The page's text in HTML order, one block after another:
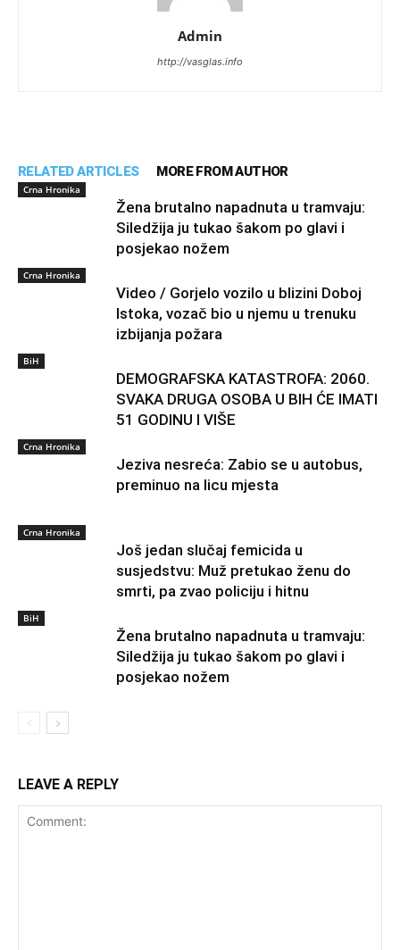
Admin
http://vasglas.info
RELATED ARTICLES MORE FROM AUTHOR
Crna Hronika
Žena brutalno napadnuta u tramvaju:
Siledžija ju tukao šakom po glavi i
posjekao nožem
Crna Hronika
Video / Gorjelo vozilo u blizini Doboj
Istoka, vozač bio u njemu u trenuku
izbijanja požara
BiH
DEMOGRAFSKA KATASTROFA: 2060.
SVAKA DRUGA OSOBA U BIH ĆE IMATI
51 GODINU I VIŠE
Crna Hronika
Jeziva nesreća: Zabio se u autobus,
preminuo na licu mjesta
Crna Hronika
Još jedan slučaj femicida u
susjedstvu: Muž pretukao ženu do
smrti, pa zvao policiju i hitnu
BiH
Žena brutalno napadnuta u tramvaju:
Siledžija ju tukao šakom po glavi i
posjekao nožem
LEAVE A REPLY